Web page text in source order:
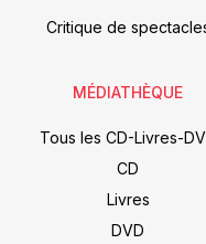
Critique de
MÉDIATHÈQUE
Tous les CD-Livres-
CD
Livres
DVD